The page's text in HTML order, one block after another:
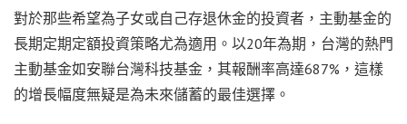
對於那些希望為子女或自己存退休金的投資者，主動基金的
長期定期定額投資策略尤為適用。以20年為期，台灣的熱門
主動基金如安聯台灣科技基金，其報酬率高達687%，這樣
的增長幅度無疑是為未來儲蓄的最佳選擇。